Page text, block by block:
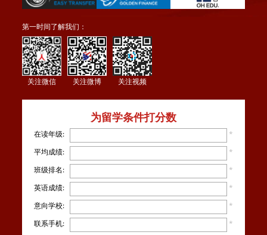
第一时间了解我们：
关注微信 关注微博 关注视频
为留学条件打分数
在读年级:
*
平均成绩:
*
班级排名:
*
英语成绩:
*
意向学校:
*
联系手机:
*